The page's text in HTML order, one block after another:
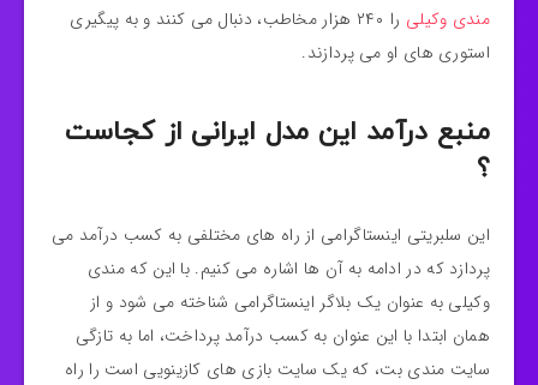
مندی وکیلی
را ۲۴۰ هزار مخاطب، دنبال می کنند و به پیگیری
استوری های او می پردازند.
منبع درآمد این مدل ایرانی از کجاست
؟
این سلبریتی اینستاگرامی از راه های مختلفی به کسب درآمد می
پردازد که در ادامه به آن ها اشاره می کنیم. با این که مندی
وکیلی به عنوان یک بلاگر اینستاگرامی شناخته می شود و از
همان ابتدا با این عنوان به کسب درآمد پرداخت، اما به تازگی
سایت مندی بت، که یک سایت بازی های کازینویی است را راه